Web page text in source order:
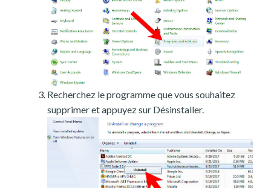
Recherchez le programme que vous souhaitez
supprimer et appuyez sur Désinstaller.